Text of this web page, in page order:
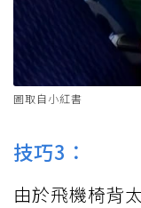
圖取自小紅書
技巧3：
由於飛機椅背